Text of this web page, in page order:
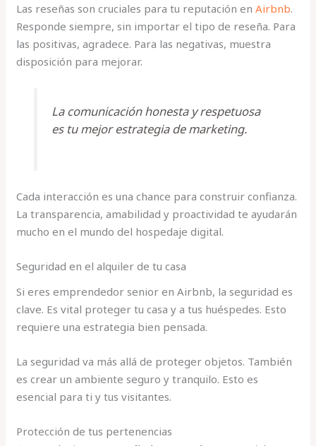
Las reseñas son cruciales para tu reputación enAirbnb.
Responde siempre, sin importar el tipo de reseña. Para
las positivas, agradece. Para las negativas, muestra
disposición para mejorar.
La comunicación honesta y respetuosa
es tu mejor estrategia de marketing.
Cada interacción es una chance para construir confianza.
La transparencia, amabilidad y proactividad te ayudarán
mucho en el mundo del hospedaje digital.
Seguridad en el alquiler de tu casa
Si eres emprendedor senior en Airbnb, la seguridad es
clave. Es vital proteger tu casa y a tus huéspedes. Esto
requiere una estrategia bien pensada.
La seguridad va más allá de proteger objetos. También
es crear un ambiente seguro y tranquilo. Esto es
esencial para ti y tus visitantes.
Protección de tus pertenencias